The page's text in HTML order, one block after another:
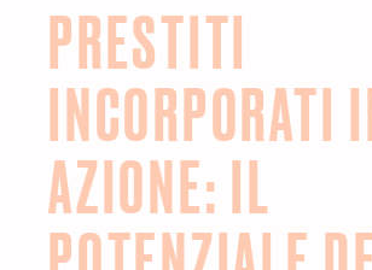
PRESTITI
INCORPORATI
AZIONE: IL